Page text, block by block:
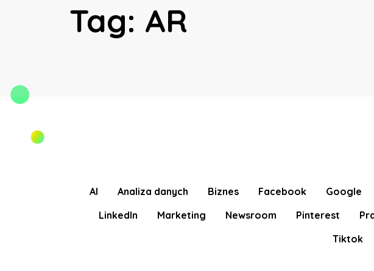
Tag: AR
AI Analiza danych Biznes Facebook Google
LinkedIn
Marketing Newsroom Pinterest
Tiktok